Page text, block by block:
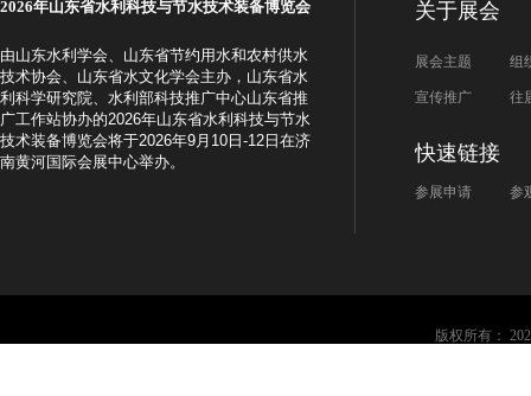
往
宣传推广
关于展会
展会主题 组
2026年山东省水利科技与节水技术装备博览会
由山东水利学会、山东省节约用水和农村供水
技术协会、山东省水文化学会主办，山东省水
利科学研究院、水利部科技推广中心山东省推
广工作站协办的2026年山东省水利科技与节水
技术装备博览会将于2026年9月10日-12日在济
南黄河国际会展中心举办。
版权所有：
参
快速链接
参展申请